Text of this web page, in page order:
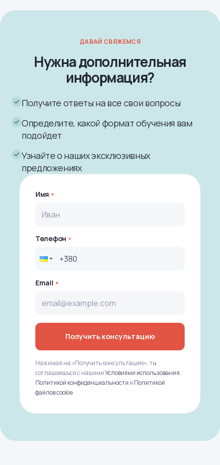
ДАВАЙ СВЯЖЕМСЯ
Нужна дополнительная
информация?
Получите ответы на все свои вопросы
Определите, какой формат обучения вам
подойдет
Узнайте о наших эксклюзивных
предложениях
Имя
Телефон
Email
Получить консультацию
Нажимая на «Получить консультацию», ты
соглашаешься с нашимиУсловиями использования,
Политикой конфиденциальности и Политикой
файлов cookie.